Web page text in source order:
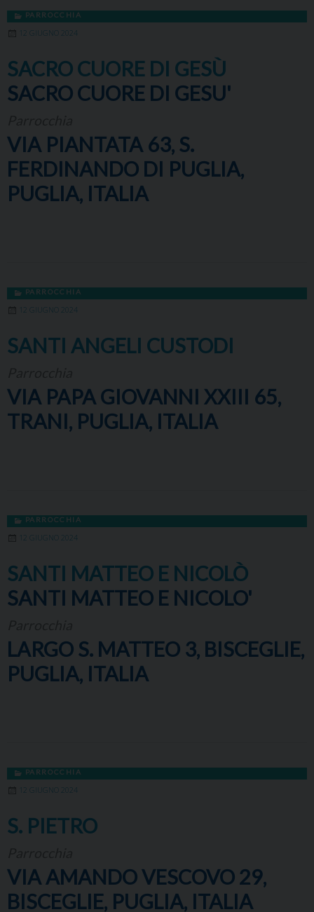
PARROCCHIA
12 GIUGNO 2024
SACRO CUORE DI GESÙ
SACRO CUORE DI GESU'
VIA PIANTATA 63, S.
FERDINANDO DI PUGLIA,
PUGLIA, ITALIA
PARROCCHIA
12 GIUGNO 2024
SANTI ANGELI CUSTODI
VIA PAPA GIOVANNI XXIII 65,
TRANI, PUGLIA, ITALIA
PARROCCHIA
12 GIUGNO 2024
SANTI MATTEO E NICOLÒ
SANTI MATTEO E NICOLO'
LARGO S. MATTEO 3, BISCEGLIE,
PUGLIA, ITALIA
PARROCCHIA
12 GIUGNO 2024
S. PIETRO
VIA AMANDO VESCOVO 29,
BISCEGLIE, PUGLIA, ITALIA